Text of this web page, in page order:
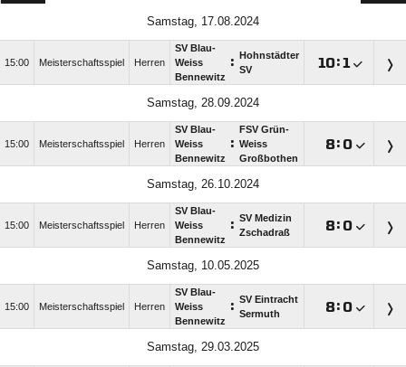
Samstag, 17.08.2024
15:00 Meisterschaftsspiel Herren
SV Blau-
Weiss
Bennewitz
:
Hohnstädter
SV
:
Samstag, 28.09.2024
15:00 Meisterschaftsspiel Herren
SV Blau-
Weiss
Bennewitz
:
FSV Grün-
Weiss
Großbothen
: 
Samstag, 26.10.2024
15:00 Meisterschaftsspiel Herren
SV Blau-
Weiss
Bennewitz
: SV Medizin
Zschadraß
: 
Samstag, 10.05.2025
15:00 Meisterschaftsspiel Herren
SV Blau-
Weiss
Bennewitz
: SV Eintracht
Sermuth
: 
Samstag, 29.03.2025